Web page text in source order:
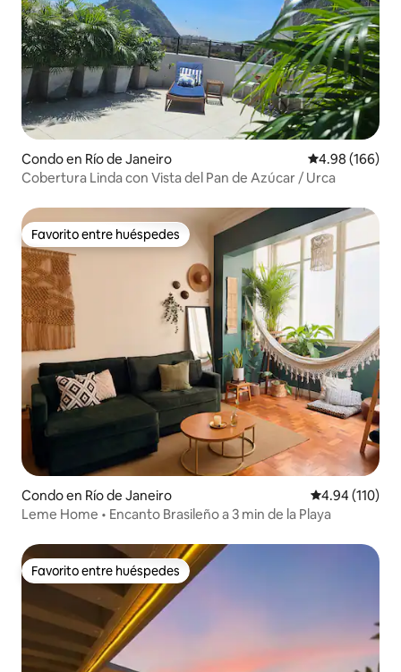
Condo en Río de Janeiro Calificación
4.98 (166)
Cobertura Linda con Vista del Pan de Azúcar / Urca
Favorito entre huéspedes
Favorito entre huéspedes
Condo en Río de Janeiro Calificación
4.94 (110)
Leme Home • Encanto Brasileño a 3 min de la Playa
Favorito entre huéspedes
Favorito entre huéspedes